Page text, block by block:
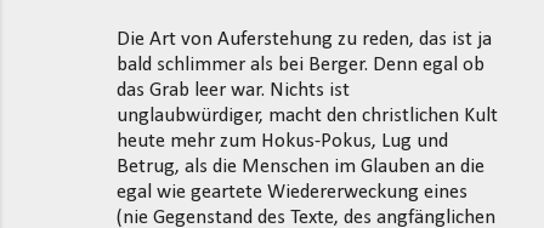
Die Art von Auferstehung zu reden, das ist ja
bald schlimmer als bei Berger. Denn egal ob
das Grab leer war. Nichts ist
unglaubwürdiger, macht den christlichen Kult
heute mehr zum Hokus-Pokus, Lug und
Betrug, als die Menschen im Glauben an die
egal wie geartete Wiedererweckung eines
(nie Gegenstand des Texte, des angfänglichen